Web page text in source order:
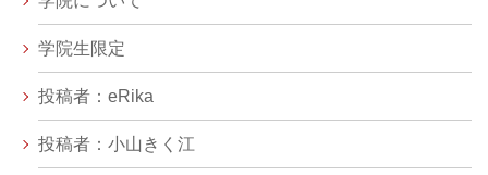
学院生限定
投稿者：eRika
投稿者：小山きく江